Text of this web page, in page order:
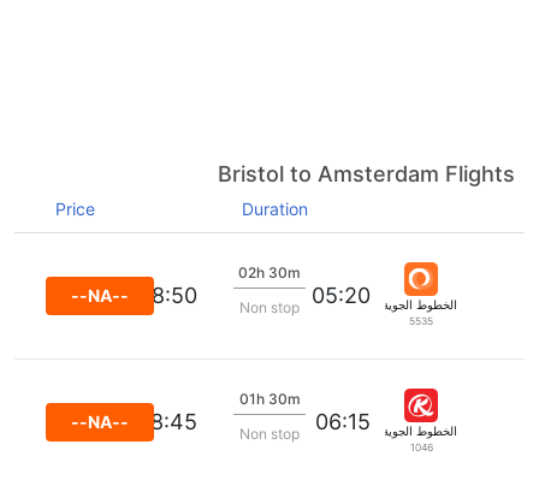
Bristol to Amsterdam Flights
Duration
Price
الخطوط الجوية غول المحدودة
5535
05:20
02h 30m
Non stop
08:50
--NA--
الخطوط الجوية الكينية
1046
06:15
01h 30m
Non stop
08:45
--NA--